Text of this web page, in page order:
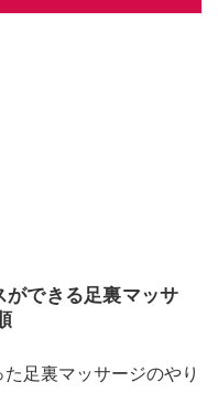
ができる足裏マッサ
足裏マッサージのやり